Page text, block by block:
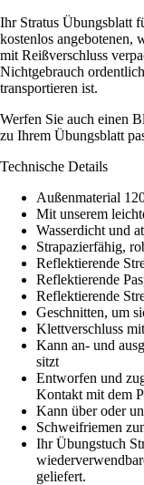
Ihr Stratus Übungsblatt
kostenlos angebotenen,
mit Reißverschluss
Nichtgebrauch
transportieren ist.
Werfen Sie auch einen
zu Ihrem Übungsblatt
Technische Details
Außenmaterial
Mit unserem
Wasserdicht und
Strapazierfähig,
Reflektierende
Reflektierende
Reflektierende
Geschnitten, um
Klettverschluss
Kann an- und
sitzt
Entworfen und
Kontakt mit dem
Kann über oder
Schweifriemen
Ihr Übungstuch
geliefert.